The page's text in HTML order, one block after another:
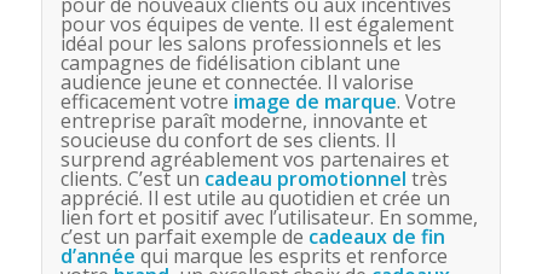
pour vos équipes de vente. Il est également
idéal pour les salons professionnels et les
campagnes de fidélisation ciblant une
audience jeune et connectée. Il valorise
efficacement votre image de marque. Votre
entreprise paraît moderne, innovante et
soucieuse du confort de ses clients. Il
surprend agréablement vos partenaires et
clients. C’est un cadeau promotionnel très
apprécié. Il est utile au quotidien et crée un
lien fort et positif avec l’utilisateur. En somme,
c’est un parfait exemple de cadeaux de fin
d’annéequi marque les esprits et renforce